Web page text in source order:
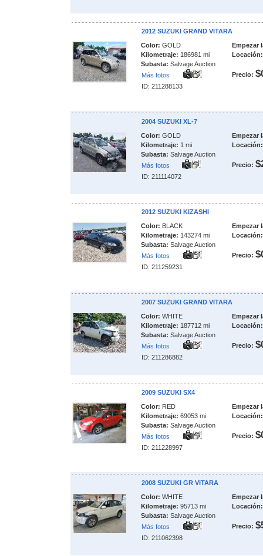
2012 SUZUKI GRAND VITARA
Color: GOLD
Kilometraje: 186981 mi
Subasta: Salvage Auction
Más fotos
ID: 211288133
Empezar
Locación:
Precio:
2004 SUZUKI XL-7
Color: GOLD
Kilometraje: 1 mi
Subasta: Salvage Auction
Más fotos
ID: 211114072
Empezar
Locación:
Precio:
2012 SUZUKI KIZASHI
Color: BLACK
Kilometraje: 143274 mi
Subasta: Salvage Auction
Más fotos
ID: 211259231
Empezar
Locación:
Precio:
2007 SUZUKI GRAND VITARA
Color: WHITE
Kilometraje: 187712 mi
Subasta: Salvage Auction
Más fotos
ID: 211286882
Empezar
Locación:
Precio:
2009 SUZUKI SX4
Color: RED
Kilometraje: 69053 mi
Subasta: Salvage Auction
Más fotos
ID: 211228997
Empezar
Locación:
Precio:
2008 SUZUKI GR VITARA
Color: WHITE
Kilometraje: 95713 mi
Subasta: Salvage Auction
Más fotos
ID: 211062398
Empezar
Locación:
Precio: